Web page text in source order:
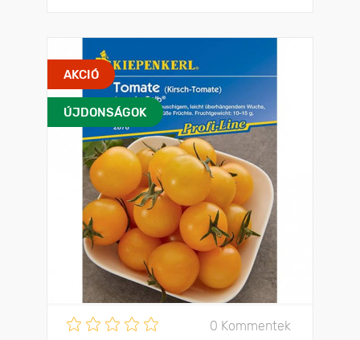
AKCIÓ
ÚJDONSÁGOK
0 Kommentek